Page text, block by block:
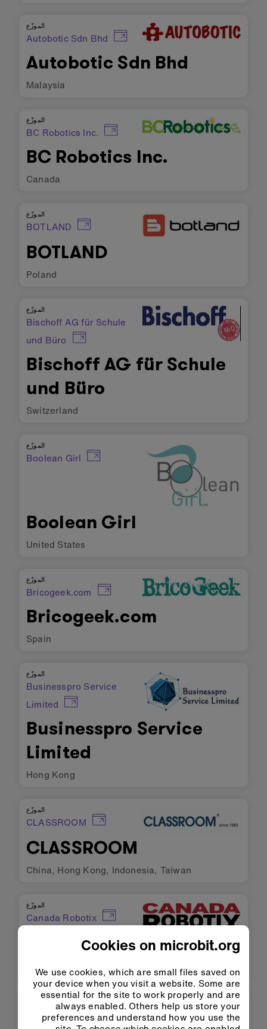
الموزّع
Autobotic Sdn Bhd
Autobotic Sdn Bhd
Malaysia
الموزّع
BC Robotics Inc.
BC Robotics Inc.
Canada
الموزّع
BOTLAND
BOTLAND
Poland
الموزّع
Bischoff AG für Schule
und Büro
Bischoff AG für Schule
und Büro
Switzerland
الموزّع
Boolean Girl
Boolean Girl
United States
الموزّع
Bricogeek.com
Bricogeek.com
Spain
الموزّع
Businesspro Service
Limited
Businesspro Service
Limited
Hong Kong
الموزّع
CLASSROOM
CLASSROOM
China, Hong Kong, Indonesia, Taiwan
الموزّع
Canada Robotix
Canada Robotix
Canada
Casa da Robotica
Cookies on microbit.org
We use cookies, which are small files saved on
your device when you visit a website. Some are
essential for the site to work properly and are
always enabled. Others help us store your
preferences and understand how you use the